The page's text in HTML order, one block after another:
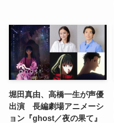
堀田真由、高橋一生が声優
出演 長編劇場アニメーシ
ョン『ghost／夜の果て』